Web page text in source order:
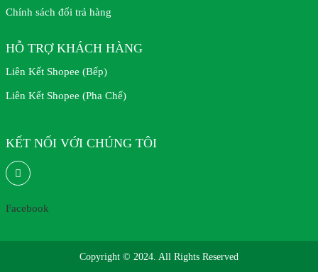
Chính sách đổi trả hàng
HỖ TRỢ KHÁCH HÀNG
Liên Kết Shopee (Bếp)
Liên Kết Shopee (Pha Chế)
KẾT NỐI VỚI CHÚNG TÔI
Facebook
Copyright © 2024. All Rights Reserved